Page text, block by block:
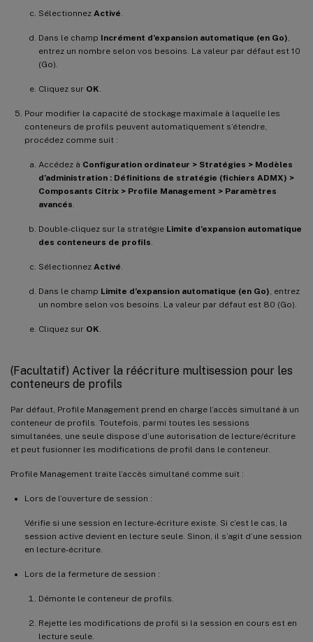
Sélectionnez Activé
Dans le champ Incrément d’expansion automatique (en Go)
entrez un nombre selon vos besoins. La valeur par défaut est 10
(Go).
Cliquez sur OK
Pour modifier la capacité de stockage maximale à laquelle les
conteneurs de profils peuvent automatiquement s’étendre,
procédez comme suit :
Accédez à Configuration ordinateur > Stratégies > Modèles
d’administration : Définitions de stratégie (fichiers ADMX) >
Composants Citrix > Profile Management > Paramètres
avancés
Double-cliquez sur la stratégie Limite d’expansion automatique
des conteneurs de profils
Sélectionnez Activé
Dans le champ Limite d’expansion automatique (en Go) , entrez
un nombre selon vos besoins. La valeur par défaut est 80 (Go).
Cliquez sur OK
(Facultatif) Activer la réécriture multisession pour les
conteneurs de profils
Par défaut, Profile Management prend en charge l’accès simultané à un
conteneur de profils. Toutefois, parmi toutes les sessions
simultanées, une seule dispose d’une autorisation de lecture/écriture
et peut fusionner les modifications de profil dans le conteneur.
Profile Management traite l’accès simultané comme suit :
Lors de l’ouverture de session :
Vérifie si une session en lecture-écriture existe. Si c’est le cas, la
session active devient en lecture seule. Sinon, il s’agit d’une session
en lecture-écriture.
Lors de la fermeture de session :
Démonte le conteneur de profils.
Rejette les modifications de profil si la session en cours est en
lecture seule.